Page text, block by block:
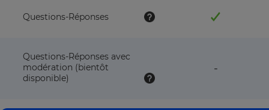
Questions-Réponses
Questions-Réponses avec
modération (bientôt
disponible)
-feature